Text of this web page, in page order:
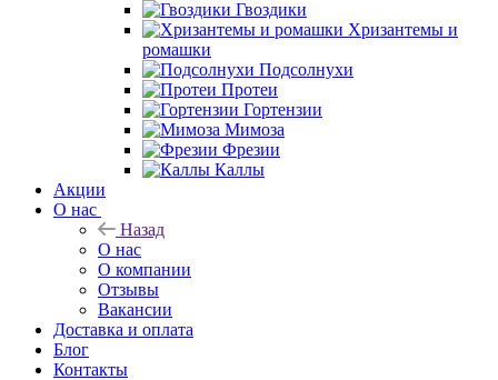
Гвоздики
Хризантемы и
ромашки
Подсолнухи
Протеи
Гортензии
Мимоза
Фрезии
Каллы
Акции
О нас
Назад
О нас
О компании
Отзывы
Вакансии
Доставка и оплата
Блог
Контакты